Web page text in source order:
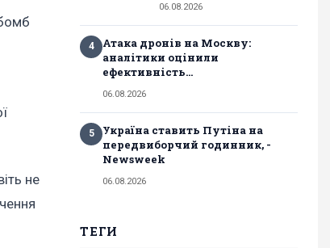
не
06.08.2026
4
Атака дронів на Москву:
аналітики оцінили
ефективність...
06.08.2026
5
Україна ставить Путіна на
передвиборчий годинник, -
Newsweek
06.08.2026
ТЕГИ